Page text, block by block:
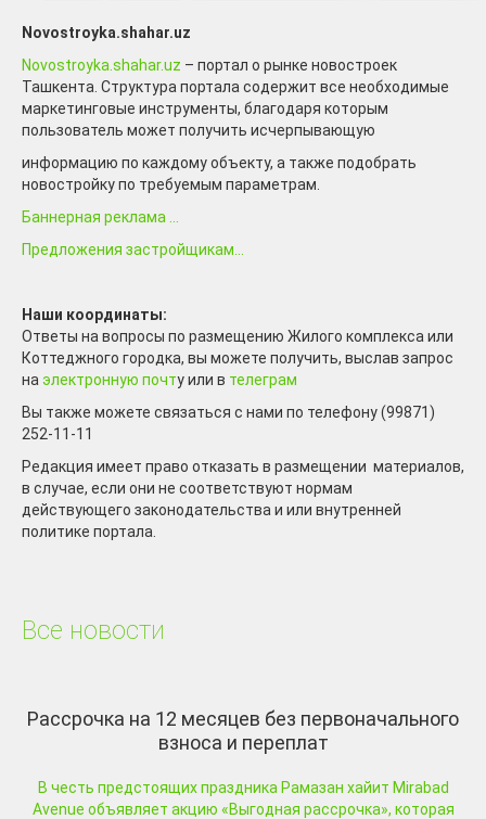
Novostroyka.shahar.uz
Novostroyka.shahar.uz – портал о рынке новостроек
Ташкента. Структура портала содержит все необходимые
маркетинговые инструменты, благодаря которым
пользователь может получить исчерпывающую
информацию по каждому объекту, а также подобрать
новостройку по требуемым параметрам.
Баннерная реклама ...
Предложения застройщикам...
Наши координаты:
Ответы на вопросы по размещению Жилого комплекса или
Коттеджного городка, вы можете получить, выслав запрос
на электронную почту или в телеграм
Вы также можете связаться с нами по телефону (99871)
252-11-11
Редакция имеет право отказать в размещении материалов,
в случае, если они не соответствуют нормам
действующего законодательства и или внутренней
политике портала.
Все новости
Рассрочка на 12 месяцев без первоначального
взноса и переплат
В честь предстоящих праздника Рамазан хайит Mirabad
Avenue объявляет акцию «Выгодная рассрочка», которая